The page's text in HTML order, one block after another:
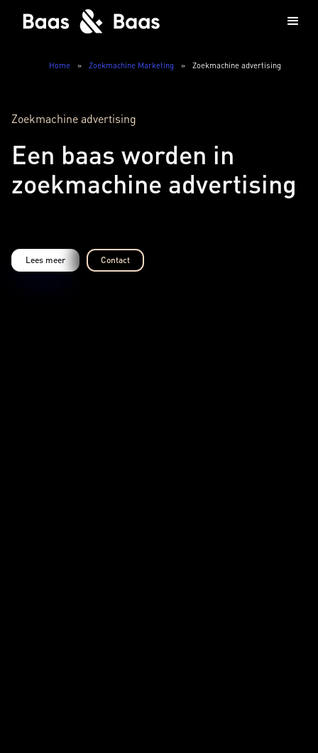
Home » Zoekmachine Marketing » Zoekmachine advertising
Zoekmachine advertising
Een baas worden in
zoekmachine advertising
Lees meer Contact